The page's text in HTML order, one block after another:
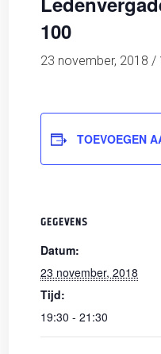
100
23 november, 2018 /
TOEVOEGEN
GEGEVENS
Datum:
23 november, 2018
Tijd:
19:30 - 21:30